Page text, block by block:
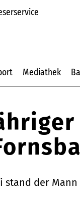
Mediathek
stand der